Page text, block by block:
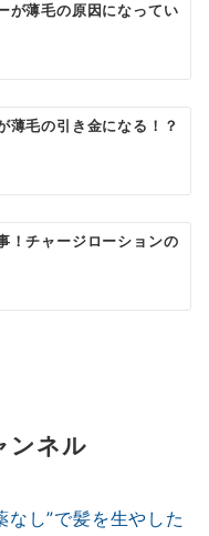
が薄毛の原因になってい
薄毛の引き金になる！？
！チャージローションの
ンネル
なし”で髪を生やした